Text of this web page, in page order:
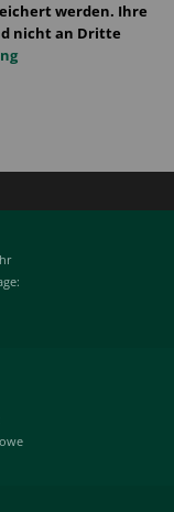
werden. Ihre
nicht an Dritte